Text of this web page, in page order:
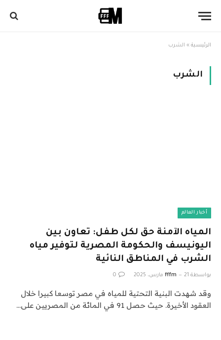
الرئيسية » الشرب
الشرب
أخبار العالم
المياه الآمنة حق لكل طفل: تعاون بين
اليونيسف والحكومة المصرية لتوفير مياه
الشرب في المناطق النائية
بواسطة fffm 21 مارس، 2025 0
وقد شهدت البنية التحتية للمياه في مصر توسعا كبيرا خلال
العقود الأخيرة. حيث حصل 91 في المائة من المصريين على…